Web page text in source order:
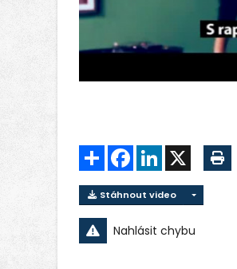
Sdílet FacebookLinkedIn
Stáhnout video
Nahlásit chybu